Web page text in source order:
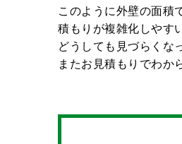
このように外壁の面積
積もりが複雑化しやす
どうしても⾒づらくな
またお⾒積もりでわか